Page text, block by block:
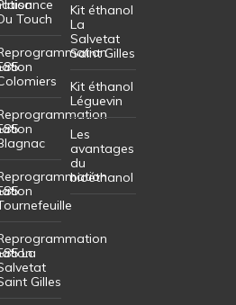
Touch
La
Gilles
Kit éthanol
La
Salvetat
Saint Gilles
Kit éthanol
Léguevin
Les
avantages
du
bioéthanol